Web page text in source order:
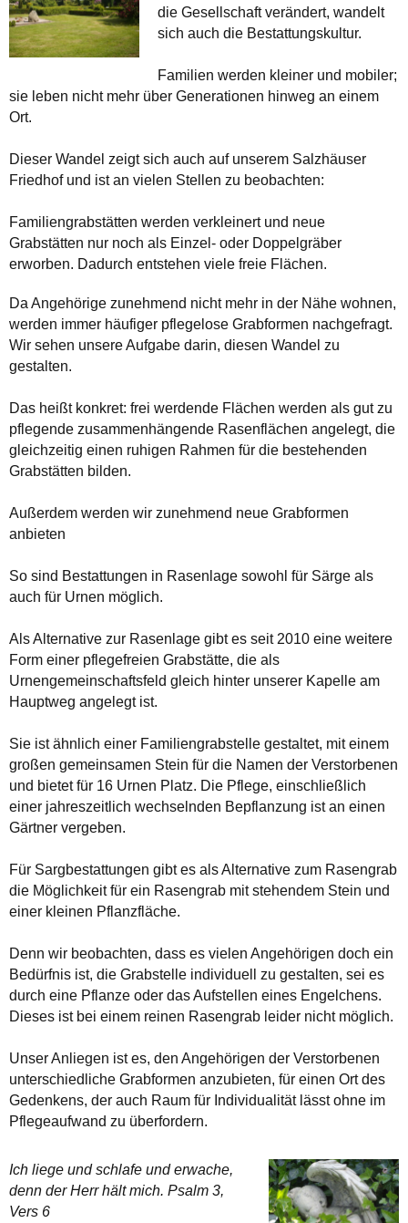
die Gesellschaft verändert, wandelt
sich auch die Bestattungskultur.
Familien werden kleiner und mobiler;
sie leben nicht mehr über Generationen hinweg an einem
Ort.
Dieser Wandel zeigt sich auch auf unserem Salzhäuser
Friedhof und ist an vielen Stellen zu beobachten:
Familiengrabstätten werden verkleinert und neue
Grabstätten nur noch als Einzel- oder Doppelgräber
erworben. Dadurch entstehen viele freie Flächen.
Da Angehörige zunehmend nicht mehr in der Nähe wohnen,
werden immer häufiger pflegelose Grabformen nachgefragt.
Wir sehen unsere Aufgabe darin, diesen Wandel zu
gestalten.
Das heißt konkret: frei werdende Flächen werden als gut zu
pflegende zusammenhängende Rasenflächen angelegt, die
gleichzeitig einen ruhigen Rahmen für die bestehenden
Grabstätten bilden.
Außerdem werden wir zunehmend neue Grabformen
anbieten
So sind Bestattungen in Rasenlage sowohl für Särge als
auch für Urnen möglich.
Als Alternative zur Rasenlage gibt es seit 2010 eine weitere
Form einer pflegefreien Grabstätte, die als
Urnengemeinschaftsfeld gleich hinter unserer Kapelle am
Hauptweg angelegt ist.
Sie ist ähnlich einer Familiengrabstelle gestaltet, mit einem
großen gemeinsamen Stein für die Namen der Verstorbenen
und bietet für 16 Urnen Platz. Die Pflege, einschließlich
einer jahreszeitlich wechselnden Bepflanzung ist an einen
Gärtner vergeben.
Für Sargbestattungen gibt es als Alternative zum Rasengrab
die Möglichkeit für ein Rasengrab mit stehendem Stein und
einer kleinen Pflanzfläche.
Denn wir beobachten, dass es vielen Angehörigen doch ein
Bedürfnis ist, die Grabstelle individuell zu gestalten, sei es
durch eine Pflanze oder das Aufstellen eines Engelchens.
Dieses ist bei einem reinen Rasengrab leider nicht möglich.
Unser Anliegen ist es, den Angehörigen der Verstorbenen
unterschiedliche Grabformen anzubieten, für einen Ort des
Gedenkens, der auch Raum für Individualität lässt ohne im
Pflegeaufwand zu überfordern.
Ich liege und schlafe und erwache,
denn der Herr hält mich. Psalm 3,
Vers 6